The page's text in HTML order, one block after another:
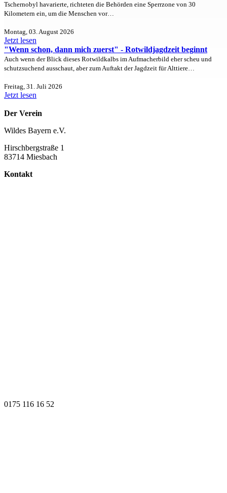
Tschernobyl havarierte, richteten die Behörden eine Sperrzone von 30
Kilometern ein, um die Menschen vor…
Montag, 03. August 2026
Jetzt lesen
"Wenn schon, dann mich zuerst" - Rotwildjagdzeit beginnt
Auch wenn der Blick dieses Rotwildkalbs im Aufmacherbild eher scheu und
schutzsuchend ausschaut, aber zum Auftakt der Jagdzeit für Alttiere…
Freitag, 31. Juli 2026
Jetzt lesen
Der Verein
Wildes Bayern e.V.
Hirschbergstraße 1
83714 Miesbach
Kontakt
0175 116 16 52